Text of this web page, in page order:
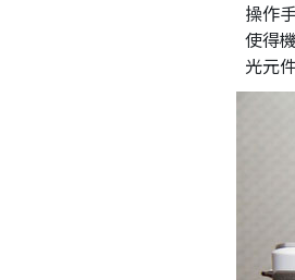
操作
使得
光元